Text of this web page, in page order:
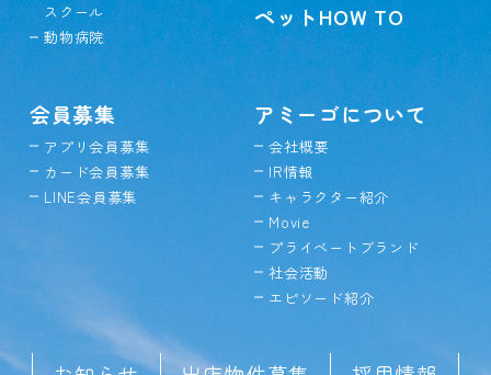
スクール
動物病院
ペットHOW TO
会員募集
アプリ会員募集
カード会員募集
LINE会員募集
アミーゴについて
会社概要
IR情報
キャラクター紹介
Movie
プライベートブランド
社会活動
エピソード紹介